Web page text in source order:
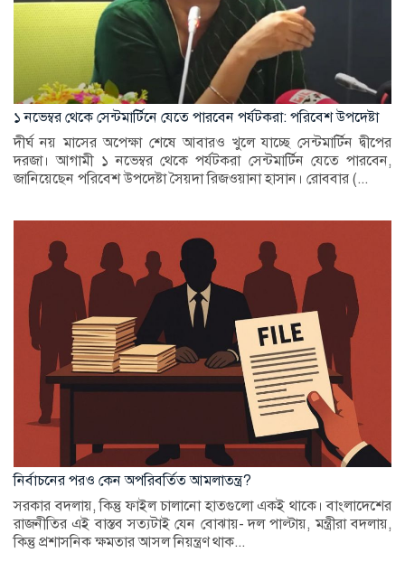
১ নভেম্বর থেকে সেন্টমার্টিনে যেতে পারবেন পর্যটকরা: পরিবেশ উপদেষ্টা
দীর্ঘ নয় মাসের অপেক্ষা শেষে আবারও খুলে যাচ্ছে সেন্টমার্টিন দ্বীপের
দরজা। আগামী ১ নভেম্বর থেকে পর্যটকরা সেন্টমার্টিন যেতে পারবেন,
জানিয়েছেন পরিবেশ উপদেষ্টা সৈয়দা রিজওয়ানা হাসান। রোববার (...
নির্বাচনের পরও কেন অপরিবর্তিত আমলাতন্ত্র?
সরকার বদলায়, কিন্তু ফাইল চালানো হাতগুলো একই থাকে। বাংলাদেশের
রাজনীতির এই বাস্তব সত্যটাই যেন বোঝায়- দল পাল্টায়, মন্ত্রীরা বদলায়,
কিন্তু প্রশাসনিক ক্ষমতার আসল নিয়ন্ত্রণ থাক...